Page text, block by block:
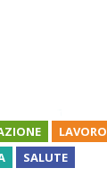
LAVORO
SALUTE